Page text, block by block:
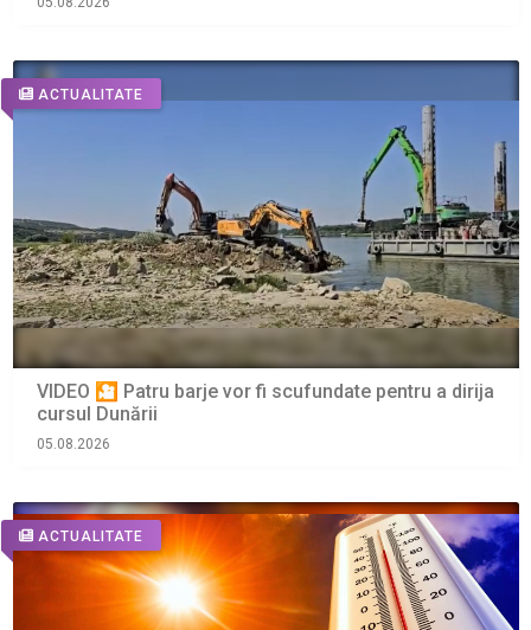
ACTUALITATE
VIDEO 🎦 Patru barje vor fi scufundate pentru a dirija
cursul Dunării
05.08.2026
ACTUALITATE